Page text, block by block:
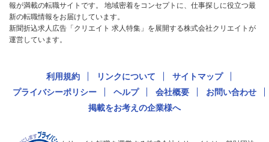
報が満載の転職サイトです。 地域密着をコンセプトに、仕事探しに役立つ最
新の転職情報をお届けしています。
新聞折込求人広告「クリエイト 求人特集」を展開する株式会社クリエイトが
運営しています。
利用規約 リンクについて
サイトマップ
プライバシーポリシー
ヘルプ 会社概要
お問い合わせ
掲載をお考えの企業様へ